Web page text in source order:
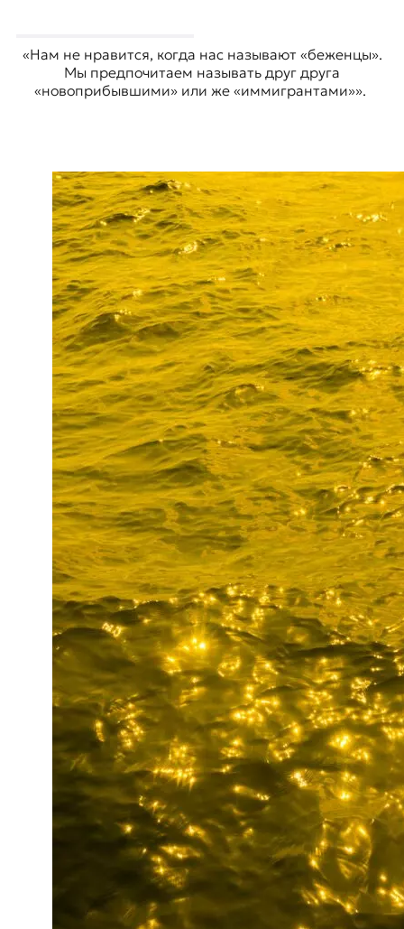
​«Нам не нравится, когда нас называют «беженцы».
Мы предпочитаем называть друг друга
«новоприбывшими» или же «иммигрантами»».